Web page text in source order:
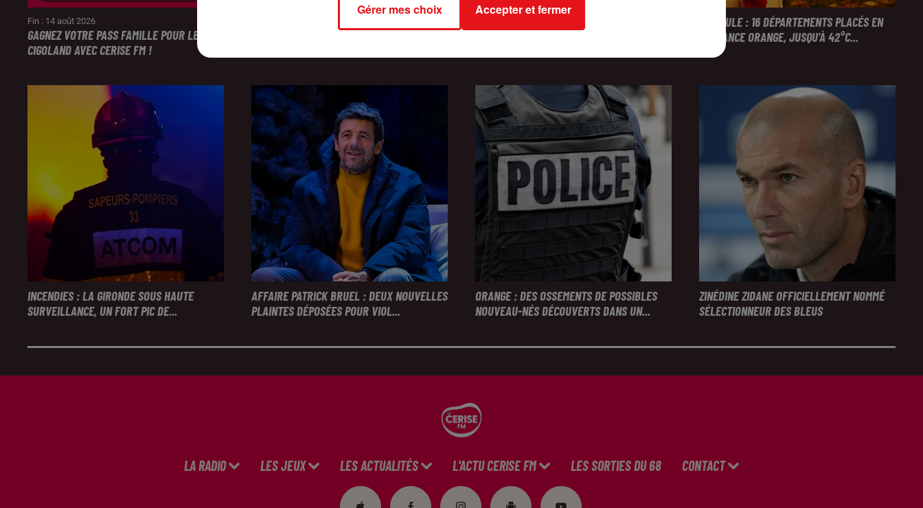
Fin : 14 août 2026
GAGNEZ VOTRE PASS FAMILLE POUR LE PARC
CIGOLAND AVEC CERISE FM !
ÉCOUTEZ CERISE FM ET GAGNEZ VOTRE
CANICULE : 16 DÉPARTEMENTS PLACÉS EN
VIGILANCE ORANGE, JUSQU'À 42°C...
INCENDIES : LA GIRONDE SOUS HAUTE
SURVEILLANCE, UN FORT PIC DE...
AFFAIRE PATRICK BRUEL : DEUX NOUVELLES
PLAINTES DÉPOSÉES POUR VIOL...
ORANGE : DES OSSEMENTS DE POSSIBLES
NOUVEAU-NÉS DÉCOUVERTS DANS UN...
ZINÉDINE ZIDANE OFFICIELLEMENT NOMMÉ
SÉLECTIONNEUR DES BLEUS
LA RADIO LES JEUX LES ACTUALITÉS L'ACTU CERISE FM LES SORTIES DU 68 CONTACT
Gérer mes choix Accepter et fermer